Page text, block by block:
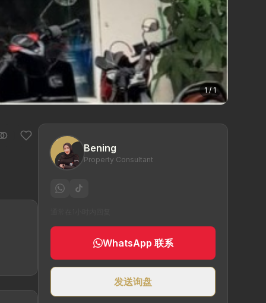
1 / 1
Bening
Property Consultant
WhatsApp 联系
发送询盘